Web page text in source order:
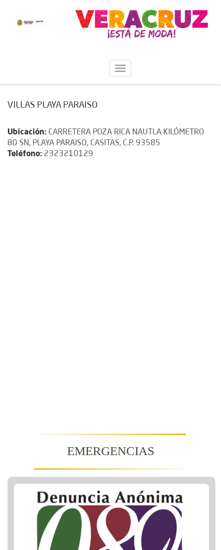
VILLAS PLAYA PARAISO
Ubicación: CARRETERA POZA RICA NAUTLA KILÓMETRO
80 SN, PLAYA PARAISO, CASITAS, C.P. 93585
Teléfono: 2323210129
EMERGENCIAS